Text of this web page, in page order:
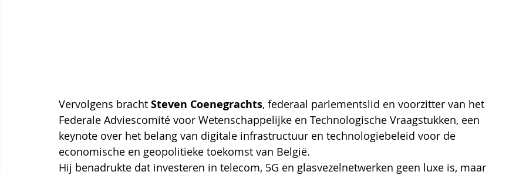
Vervolgens bracht Steven Coenegrachts, federaal parlementslid en voorzitter van het
Federale Adviescomité voor Wetenschappelijke en Technologische Vraagstukken, een
keynote over het belang van digitale infrastructuur en technologiebeleid voor de
economische en geopolitieke toekomst van België.
Hij benadrukte dat investeren in telecom, 5G en glasvezelnetwerken geen luxe is, maar